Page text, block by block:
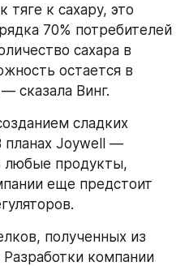
тяге к сахару, это
70% потребителей
сахара в
остается в
сказала Винг.
сладких
планах Joywell —
любые продукты,
еще предстоит
полученных из
компании